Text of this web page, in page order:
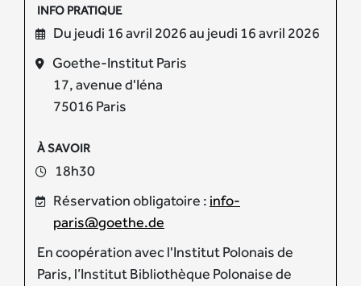
INFO PRATIQUE
Du jeudi 16 avril 2026 au jeudi 16 avril 2026
Goethe-Institut Paris
17, avenue d'Iéna
75016 Paris
À SAVOIR
18h30
Réservation obligatoire : info-
paris@goethe.de
En coopération avec l'Institut Polonais de
Paris, l’Institut Bibliothèque Polonaise de